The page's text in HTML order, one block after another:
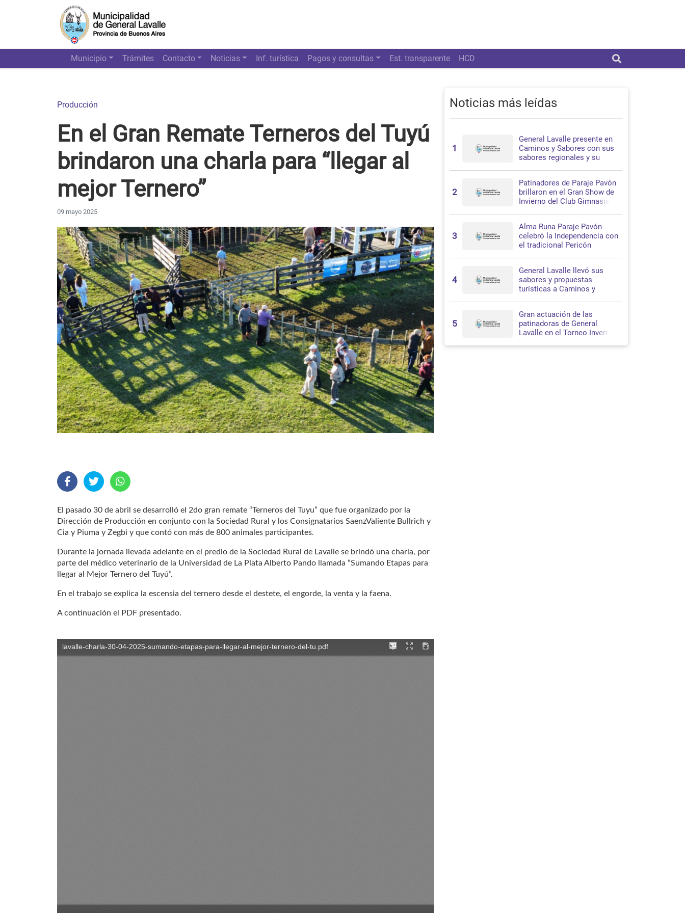
Municipio Trámites Contacto Noticias Inf. turística Pagos y consultas Est. transparente HCD
Producción
En el Gran Remate Terneros del Tuyú
brindaron una charla para “llegar al
mejor Ternero”
09 mayo 2025
El pasado 30 de abril se desarrolló el 2do gran remate “Terneros del Tuyu” que fue organizado por la
Dirección de Producción en conjunto con la Sociedad Rural y los Consignatarios SaenzValiente Bullrich y
Cia y Piuma y Zegbi y que contó con más de 800 animales participantes.
Durante la jornada llevada adelante en el predio de la Sociedad Rural de Lavalle se brindó una charla, por
parte del médico veterinario de la Universidad de La Plata Alberto Pando llamada “Sumando Etapas para
llegar al Mejor Ternero del Tuyú”.
En el trabajo se explica la escensia del ternero desde el destete, el engorde, la venta y la faena.
A continuación el PDF presentado.
Noticias más leídas
1
General Lavalle presente en
Caminos y Sabores con sus
sabores regionales y su
2
Patinadores de Paraje Pavón
brillaron en el Gran Show de
Invierno del Club Gimnasia y
3
Alma Runa Paraje Pavón
celebró la Independencia con
el tradicional Pericón
4
General Lavalle llevó sus
sabores y propuestas
turísticas a Caminos y
5
Gran actuación de las
patinadoras de General
Lavalle en el Torneo Invernal